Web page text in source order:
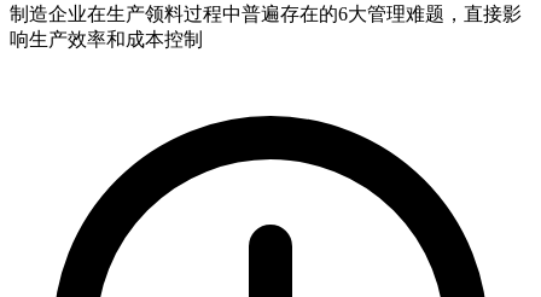
制造企业在生产领料过程中普遍存在的6大管理难题，直接影
响生产效率和成本控制